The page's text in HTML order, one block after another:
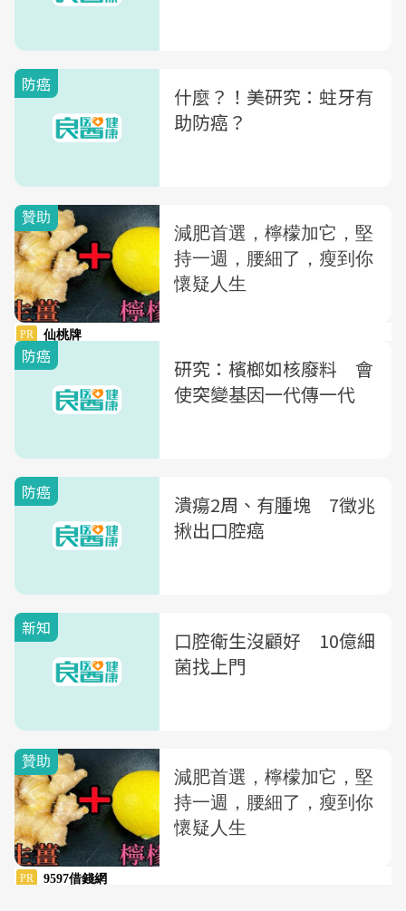
防癌
什麼？！美研究：蛀牙有
助防癌？
防癌
研究：檳榔如核廢料 會
使突變基因一代傳一代
防癌
潰瘍2周、有腫塊 7徵兆
揪出口腔癌
新知
口腔衛生沒顧好 10億細
菌找上門